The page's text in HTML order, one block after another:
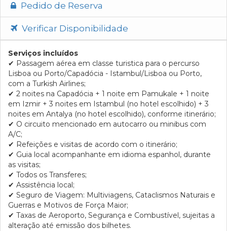
Pedido de Reserva
Verificar Disponibilidade
Serviços incluídos
✔ Passagem aérea em classe turistica para o percurso
Lisboa ou Porto/Capadócia - Istambul/Lisboa ou Porto,
com a Turkish Airlines;
✔ 2 noites na Capadócia + 1 noite em Pamukale + 1 noite
em Izmir + 3 noites em Istambul (no hotel escolhido) + 3
noites em Antalya (no hotel escolhido), conforme itinerário;
✔ O circuito mencionado em autocarro ou minibus com
A/C;
✔ Refeições e visitas de acordo com o itinerário;
✔ Guia local acompanhante em idioma espanhol, durante
as visitas;
✔ Todos os Transferes;
✔ Assistência local;
✔ Seguro de Viagem: Multiviagens, Cataclismos Naturais e
Guerras e Motivos de Força Maior;
✔ Taxas de Aeroporto, Segurança e Combustível, sujeitas a
alteração até emissão dos bilhetes.